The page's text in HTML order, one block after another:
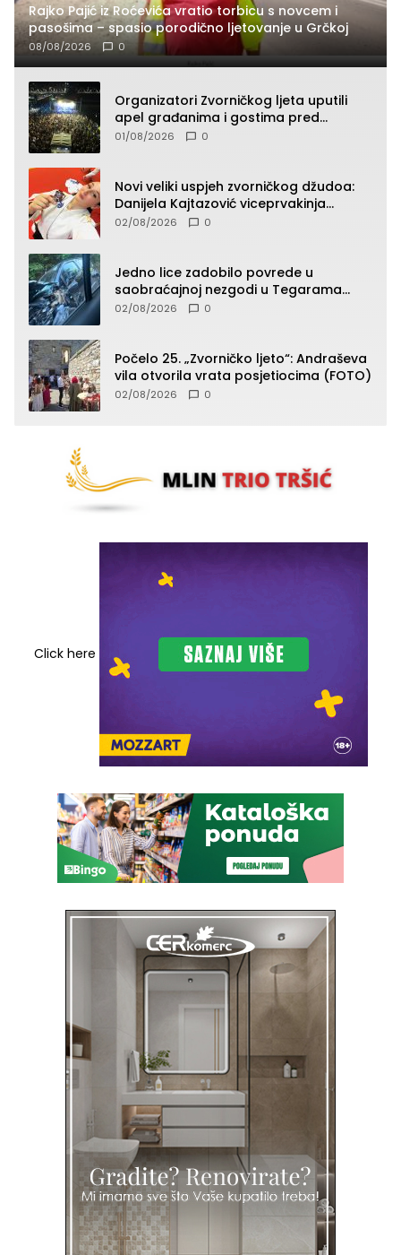
Rajko Pajić iz Roćevića vratio torbicu s novcem i
pasošima – spasio porodično ljetovanje u Grčkoj
08/08/2026 0
Organizatori Zvorničkog ljeta uputili
apel građanima i gostima pred
početak koncertnog programa
01/08/2026 0
Novi veliki uspjeh zvorničkog džudoa:
Danijela Kajtazović viceprvakinja
Balkana u seniorskoj konkurenciji
02/08/2026 0
Jedno lice zadobilo povrede u
saobraćajnoj nezgodi u Tegarama
(FOTO)
02/08/2026 0
Počelo 25. „Zvorničko ljeto“: Andraševa
vila otvorila vrata posjetiocima (FOTO)
02/08/2026 0
Click here